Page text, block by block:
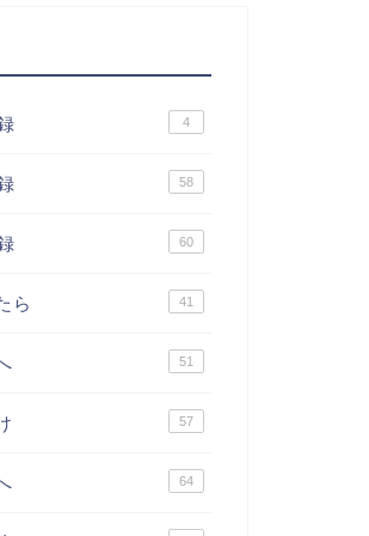
4
58
60
ら 41
51
57
64